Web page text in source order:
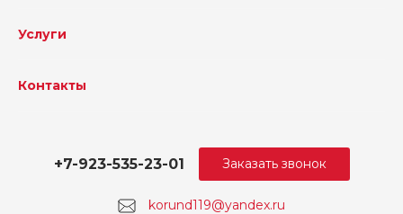
Услуги
Контакты
korund119@yandex.ru
+7-923-535-23-01 Заказать звонок